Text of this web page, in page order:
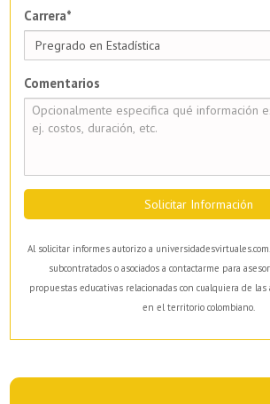
Carrera*
Comentarios
Solicitar Información
Al solicitar informes autorizo a
subcontratados o asociados a contactarme para
propuestas educativas relacionadas con cualquiera de
en el territorio colombiano.